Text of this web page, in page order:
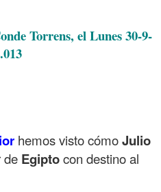
Torrens, el Lunes 30-9-
hemos visto cómoJulio
de Egiptocon destino al